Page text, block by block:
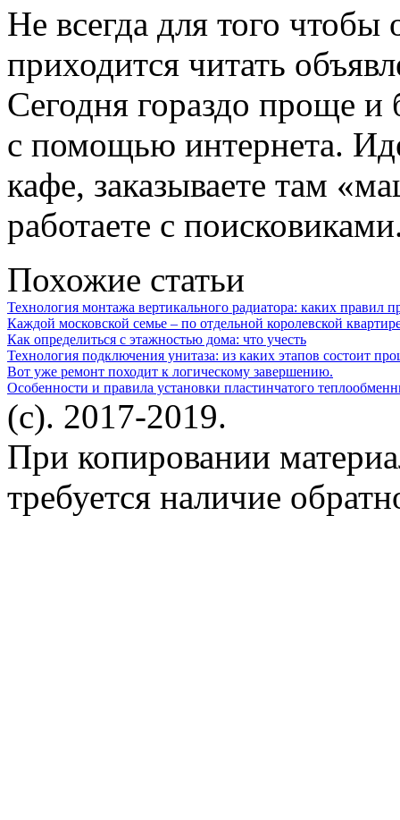
Не всегда для того
приходится читать
Сегодня гораздо проще
с помощью интернета.
кафе, заказываете там
работаете с
Похожие статьи
Технология монтажа вертикального радиатора: каких правил
Каждой московской семье – по отдельной королевской
Как определиться с этажностью дома: что учесть
Технология подключения унитаза: из каких этапов состоит
Вот уже ремонт походит к логическому завершению.
Особенности и правила установки пластинчатого
(c). 2017-2019.
При копировании
требуется наличие